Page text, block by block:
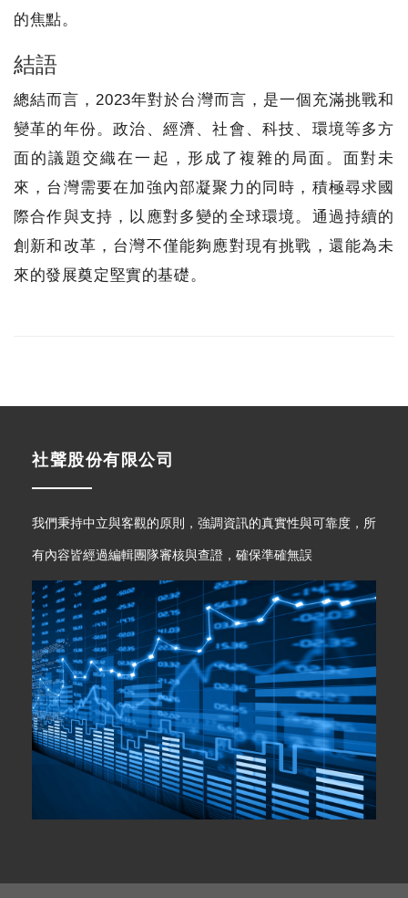
的焦點。
結語
總結而言，2023年對於台灣而言，是一個充滿挑戰和
變革的年份。政治、經濟、社會、科技、環境等多方
面的議題交織在一起，形成了複雜的局面。面對未
來，台灣需要在加強內部凝聚力的同時，積極尋求國
際合作與支持，以應對多變的全球環境。通過持續的
創新和改革，台灣不僅能夠應對現有挑戰，還能為未
來的發展奠定堅實的基礎。
社聲股份有限公司
我們秉持中立與客觀的原則，強調資訊的真實性與可靠度，所
有內容皆經過編輯團隊審核與查證，確保準確無誤